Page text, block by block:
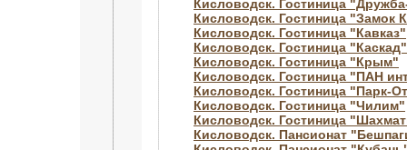
Кисловодск. Гостиница
Кисловодск. Гостиница "Замок
Кисловодск. Гостиница "Кавказ"
Кисловодск. Гостиница "Каскад"
Кисловодск. Гостиница "Крым"
Кисловодск. Гостиница "ПАН
Кисловодск. Гостиница "Парк-
Кисловодск. Гостиница "Чилим"
Кисловодск. Гостиница
Кисловодск. Пансионат